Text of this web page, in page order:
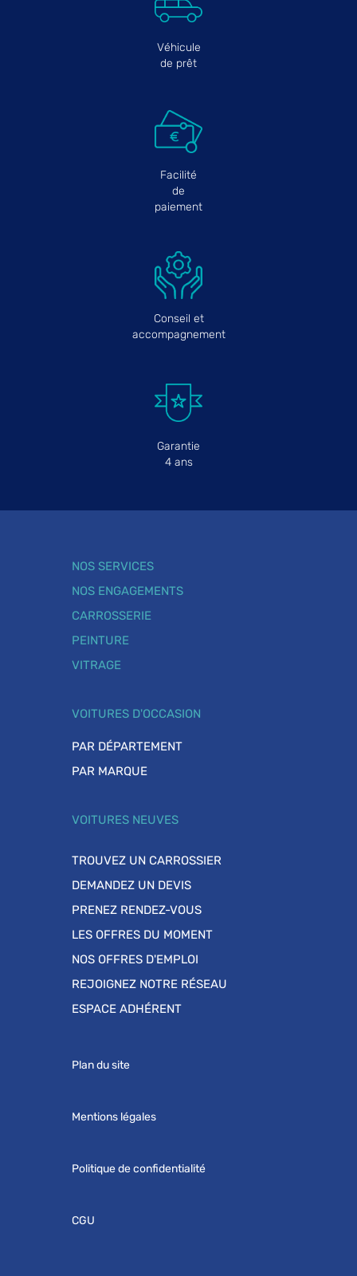
Véhicule
de prêt
Facilité
de
paiement
Conseil et
accompagnement
Garantie
4 ans
NOS SERVICES
NOS ENGAGEMENTS
CARROSSERIE
PEINTURE
VITRAGE
VOITURES D'OCCASION
PAR DÉPARTEMENT
PAR MARQUE
VOITURES NEUVES
TROUVEZ UN CARROSSIER
DEMANDEZ UN DEVIS
PRENEZ RENDEZ-VOUS
LES OFFRES DU MOMENT
NOS OFFRES D'EMPLOI
REJOIGNEZ NOTRE RÉSEAU
ESPACE ADHÉRENT
Plan du site
Mentions légales
Politique de confidentialité
CGU